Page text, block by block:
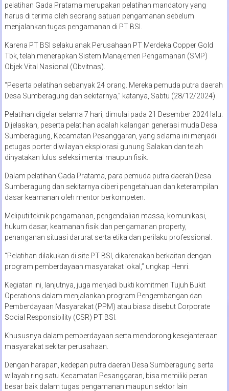
pelatihan Gada Pratama merupakan pelatihan mandatory yang
harus di terima oleh seorang satuan pengamanan sebelum
menjalankan tugas pengamanan di PT BSI.
Karena PT BSI selaku anak Perusahaan PT Merdeka Copper Gold
Tbk, telah menerapkan Sistem Manajemen Pengamanan (SMP)
Objek Vital Nasional (Obvitnas).
“Peserta pelatihan sebanyak 24 orang. Mereka pemuda putra daerah
Desa Sumberagung dan sekitarnya,” katanya, Sabtu (28/12/2024).
Pelatihan digelar selama 7 hari, dimulai pada 21 Desember 2024 lalu.
Dijelaskan, peserta pelatihan adalah kalangan generasi muda Desa
Sumberagung, Kecamatan Pesanggaran, yang selama ini menjadi
petugas porter diwilayah eksplorasi gunung Salakan dan telah
dinyatakan lulus seleksi mental maupun fisik.
Dalam pelatihan Gada Pratama, para pemuda putra daerah Desa
Sumberagung dan sekitarnya diberi pengetahuan dan keterampilan
dasar keamanan oleh mentor berkompeten.
Meliputi teknik pengamanan, pengendalian massa, komunikasi,
hukum dasar, keamanan fisik dan pengamanan property,
penanganan situasi darurat serta etika dan perilaku professional.
“Pelatihan dilakukan di site PT BSI, dikarenakan berkaitan dengan
program pemberdayaan masyarakat lokal,” ungkap Henri.
Kegiatan ini, lanjutnya, juga menjadi bukti komitmen Tujuh Bukit
Operations dalam menjalankan program Pengembangan dan
Pemberdayaan Masyarakat (PPM) atau biasa disebut Corporate
Social Responsibility (CSR) PT BSI.
Khususnya dalam pemberdayaan serta mendorong kesejahteraan
masyarakat sekitar perusahaan.
Dengan harapan, kedepan putra daerah Desa Sumberagung serta
wilayah ring satu Kecamatan Pesanggaran, bisa memiliki peran
besar baik dalam tugas pengamanan maupun sektor lain